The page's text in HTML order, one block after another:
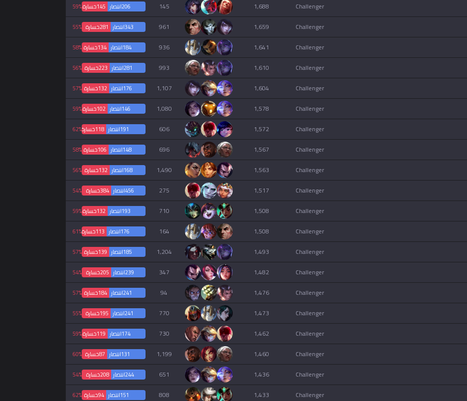
challenger
1,688
145
206انتصار 145خسارة59%
challenger
1,659
961
343انتصار 281خسارة 55%
challenger
1,641
936
184انتصار 134خسارة 58%
challenger
1,610
993
281انتصار 223خسارة 56%
challenger
1,604
1,107
176انتصار 132خسارة 57%
challenger
1,578
1,080
146انتصار 102خسارة59%
challenger
1,572
606
191انتصار 118خسارة62%
challenger
1,567
696
148انتصار 106خسارة 58%
challenger
1,563
1,490
168انتصار 132خسارة 56%
challenger
1,517
275
456انتصار 384خسارة 54%
challenger
1,508
710
193انتصار 132خسارة59%
challenger
1,508
164
176انتصار 113خسارة61%
challenger
1,493
1,204
185انتصار 139خسارة 57%
challenger
1,482
347
239انتصار 205خسارة 54%
challenger
1,476
94
241انتصار 184خسارة 57%
challenger
1,473
770
241انتصار 195خسارة 55%
challenger
1,462
730
174انتصار 119خسارة59%
challenger
1,460
1,199
131انتصار 87خسارة 60%
challenger
1,436
651
244انتصار 208خسارة 54%
challenger
1,433
808
151انتصار 94خسارة 62%